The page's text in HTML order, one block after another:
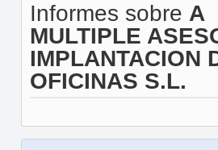
Informes sobre A
MULTIPLE
IMPLANTACION
OFICINAS S.L.